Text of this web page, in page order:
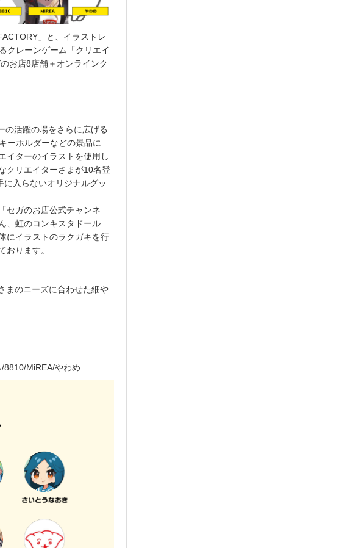
」と、イラストレ
クレーンゲーム「クリエイ
お店8店舗＋オンラインク
活躍の場をさらに広げる
ーホルダーなどの景品に
イターのイラストを使用し
クリエイターさまが10名登
入らないオリジナルグッ
セガのお店公式チャンネ
、虹のコンキスタドール
にイラストのラクガキを行
おります。
まのニーズに合わせた細や
8810/MiREA/やわめ